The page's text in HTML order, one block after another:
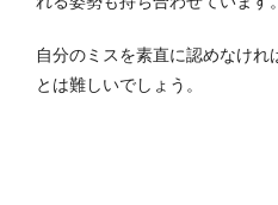
自分のミスを素直に認めなけれ
とは難しいでしょう。